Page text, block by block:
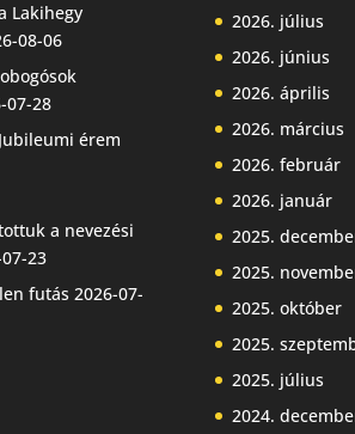
Lakihegy
08-06
07-28
Jubileumi érem
a nevezési
23
futás 2026-07-
2026. július
2026. június
2026. április
2026. március
2026. február
2026. január
2025.
2025.
2025. október
2025.
2025. július
2024.